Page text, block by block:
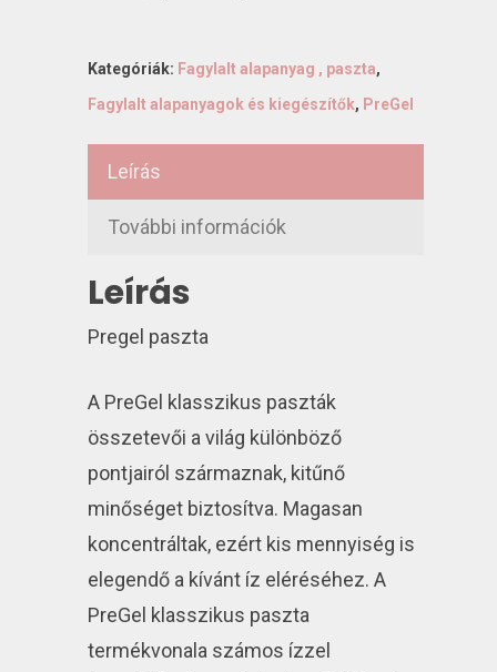
Kategóriák: Fagylalt alapanyag , paszta,
Fagylalt alapanyagok és kiegészítők, PreGel
Leírás
További információk
Leírás
Pregel paszta
A PreGel klasszikus paszták
összetevői a világ különböző
pontjairól származnak, kitűnő
minőséget biztosítva. Magasan
koncentráltak, ezért kis mennyiség is
elegendő a kívánt íz eléréséhez. A
PreGel klasszikus paszta
termékvonala számos ízzel